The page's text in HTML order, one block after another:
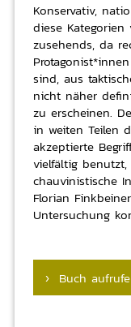
Konservativ,
diese Kategorien
zusehends, da
sind, aus
nicht näher
zu erscheinen.
in weiten Teilen
akzeptierte
vielfältig
chauvinistische
Florian
Untersuchung
› Buch